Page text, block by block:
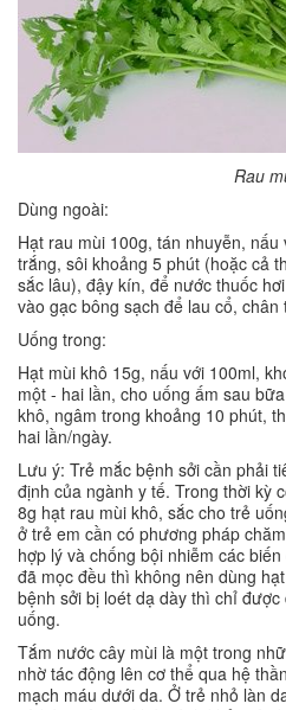
Rau
Dùng ngoài:
Hạt rau mùi 100g, tán nhuyễn,
trắng, sôi khoảng 5 phút (hoặc cả
sắc lâu), đậy kín, để nước thuốc
vào gạc bông sạch để lau cổ,
Uống trong:
Hạt mùi khô 15g, nấu với 100ml,
một - hai lần, cho uống ấm sau
khô, ngâm trong khoảng 10 phút,
hai lần/ngày.
Lưu ý: Trẻ mắc bệnh sởi cần phải
định của ngành y tế. Trong thời kỳ
8g hạt rau mùi khô, sắc cho trẻ
ở trẻ em cần có phương pháp
hợp lý và chống bội nhiễm các
đã mọc đều thì không nên dùng
bệnh sởi bị loét dạ dày thì chỉ
uống.
Tắm nước cây mùi là một trong
nhờ tác động lên cơ thể qua hệ
mạch máu dưới da. Ở trẻ nhỏ làn